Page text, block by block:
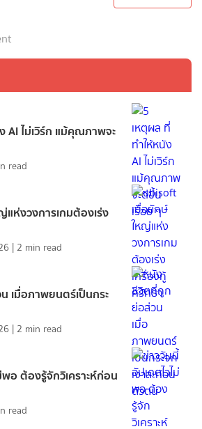
AI ไม่เวิร์ก แม้คุณภาพจะ
read
ห่งวงการเกมต้องเร่ง
| 2 min read
เมื่อภาพยนตร์เป็นกระ
| 2 min read
อ ต้องรู้จักวิเคราะห์ก่อน
read